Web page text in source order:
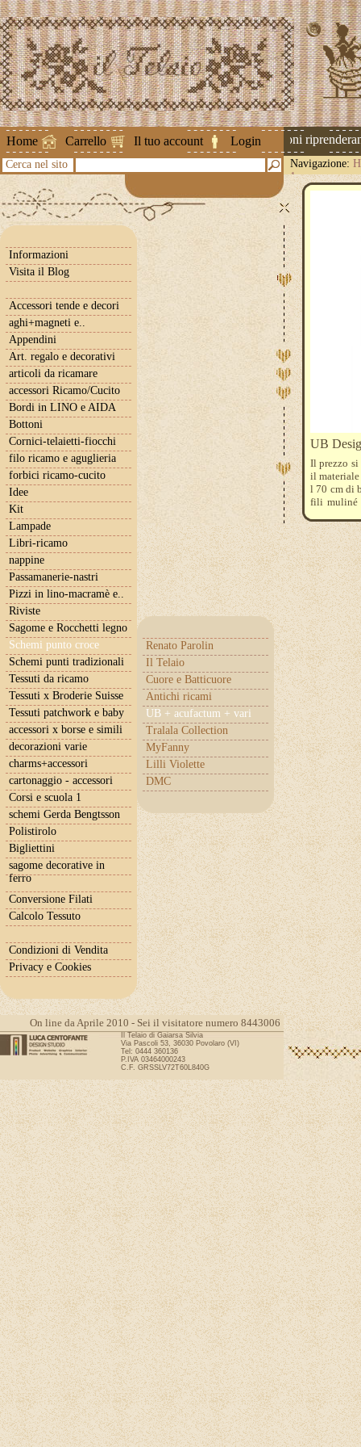
Home Carrello Il tuo account Login
Attenzione ! Le spedizioni
Cerca nel sito Navigazione:
1
Informazioni
Visita il Blog
Accessori tende e decori
aghi+magneti e..
Appendini
Art. regalo e decorativi
articoli da ricamare
accessori Ricamo/Cucito
Bordi in LINO e AIDA
Bottoni
Cornici-telaietti-fiocchi
filo ricamo e aguglieria
forbici ricamo-cucito
Idee
Kit
Lampade
Libri-ricamo
nappine
Passamanerie-nastri
Pizzi in lino-macramè e..
Riviste
Sagome e Rocchetti legno
Schemi punto croce
Renato Parolin
Il Telaio
Cuore e Batticuore
Antichi ricami
UB + acufactum + vari
Tralala Collection
MyFanny
Lilli Violette
DMC
Schemi punti tradizionali
Tessuti da ricamo
Tessuti x Broderie Suisse
Tessuti patchwork e baby
accessori x borse e simili
decorazioni varie
charms+accessori
cartonaggio - accessori
Corsi e scuola 1
schemi Gerda Bengtsson
Polistirolo
Bigliettini
sagome decorative in
ferro
Conversione Filati
Calcolo Tessuto
Condizioni di Vendita
Privacy e Cookies
UB
Il prezzo si
il materiale
l 70 cm di
fili muliné
On line da Aprile 2010 - Sei il visitatore numero 8443006
Il Telaio di Gaiarsa Silvia
Via Pascoli 53, 36030 Povolaro (VI)
Tel: 0444 360136
P.IVA 03464000243
C.F. GRSSLV72T60L840G